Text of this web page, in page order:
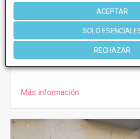
ACEPTAR
SOLO
RECHAZAR
Presupuestos con5% de
CONSULTAR/CITA/PRESUPUESTO
Más información